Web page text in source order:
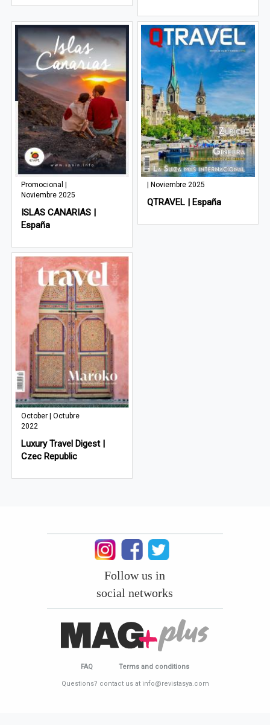
Promocional |
Noviembre 2025
ISLAS CANARIAS |
España
| Noviembre 2025
QTRAVEL | España
October | Octubre
2022
Luxury Travel Digest |
Czec Republic
Follow us in
social networks
FAQ Terms and conditions
Questions? contact us at info@revistasya.com